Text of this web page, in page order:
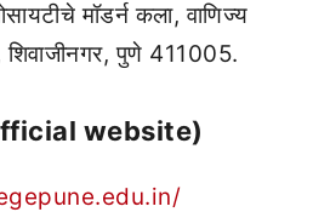
मॉडर्न कला, वाणिज्य
शिवाजीनगर, पुणे 411005.
website)